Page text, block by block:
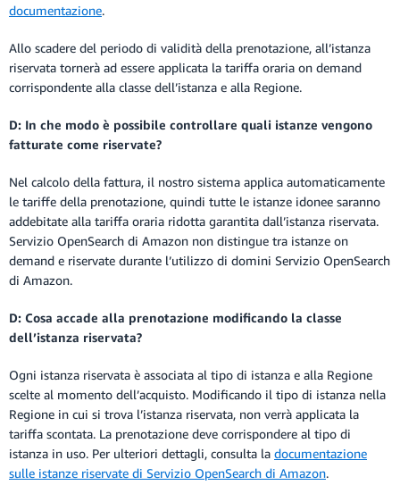
documentazione.
Allo scadere del periodo di validità della prenotazione, all’istanza
riservata tornerà ad essere applicata la tariffa oraria on demand
corrispondente alla classe dell’istanza e alla Regione.
D: In che modo è possibile controllare quali istanze vengono
fatturate come riservate?
Nel calcolo della fattura, il nostro sistema applica automaticamente
le tariffe della prenotazione, quindi tutte le istanze idonee saranno
addebitate alla tariffa oraria ridotta garantita dall’istanza riservata.
Servizio OpenSearch di Amazon non distingue tra istanze on
demand e riservate durante l’utilizzo di domini Servizio OpenSearch
di Amazon.
D: Cosa accade alla prenotazione modificando la classe
dell’istanza riservata?
Ogni istanza riservata è associata al tipo di istanza e alla Regione
scelte al momento dell’acquisto. Modificando il tipo di istanza nella
Regione in cui si trova l’istanza riservata, non verrà applicata la
tariffa scontata. La prenotazione deve corrispondere al tipo di
istanza in uso. Per ulteriori dettagli, consulta la documentazione
sulle istanze riservate di Servizio OpenSearch di Amazon.